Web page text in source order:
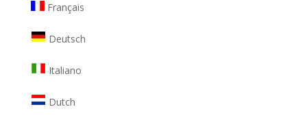
Français
Deutsch
Italiano
Dutch